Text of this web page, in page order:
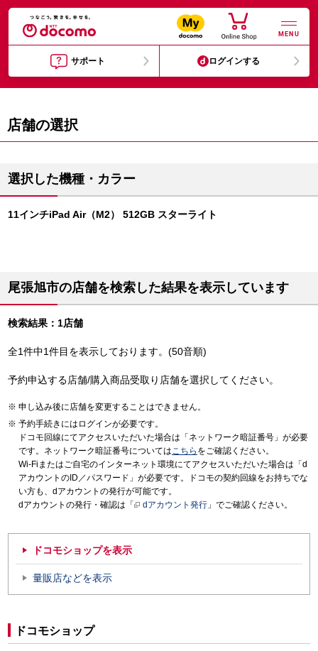
MENU
サポート ログインする
店舗の選択
選択した機種・カラー
11インチiPad Air（M2） 512GB スターライト
尾張旭市の店舗を検索した結果を表示しています
検索結果：1店舗
全1件中1件目を表示しております。(50音順)
予約申込する店舗/購入商品受取り店舗を選択してください。
申し込み後に店舗を変更することはできません。
予約手続きにはログインが必要です。
ドコモ回線にてアクセスいただいた場合は「ネットワーク暗証番号」が必要
です。ネットワーク暗証番号についてはこちら をご確認ください。
Wi-Fiまたはご自宅のインターネット環境にてアクセスいただいた場合は「d
アカウントのID／パスワード」が必要です。ドコモの契約回線をお持ちでな
い方も、dアカウントの発行が可能です。
dアカウントの発行・確認は「
dアカウント発行 」でご確認ください。
ドコモショップを表示
量販店などを表示
ドコモショップ